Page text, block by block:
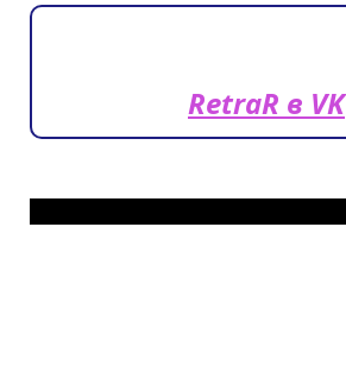
RetraR в VK